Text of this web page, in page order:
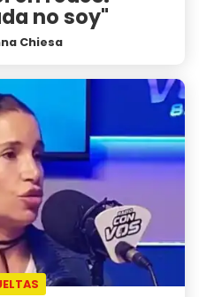
no soy"
Chiesa